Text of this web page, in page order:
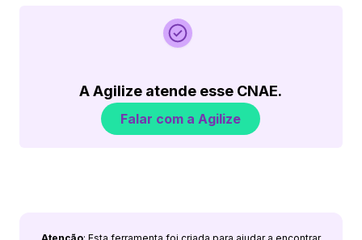
A Agilize atende esse CNAE.
Falar com a Agilize